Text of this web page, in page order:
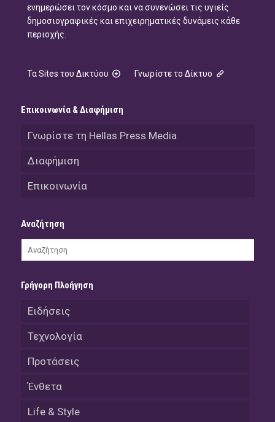
ενημερώσει τον κόσμο και να συνενώσει τις υγιείς
δημοσιογραφικές και επιχειρηματικές δυνάμεις κάθε
περιοχής.
Τα Sites του Δικτύου Γνωρίστε το Δίκτυο
Επικοινωνία & Διαφήμιση
Γνωρίστε τη Hellas Press Media
Διαφήμιση
Επικοινωνία
Αναζήτηση
Γρήγορη Πλοήγηση
Ειδήσεις
Τεχνολογία
Προτάσεις
Ένθετα
Life & Style